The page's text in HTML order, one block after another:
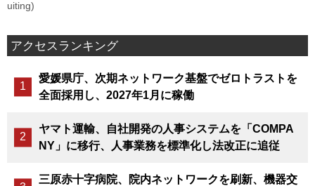
uiting)
アクセスランキング
愛媛県庁、次期ネットワーク基盤でゼロトラストを
全面採用し、2027年1月に稼働
ヤマト運輸、自社開発の人事システムを「COMPA
NY」に移行、人事業務を標準化し法改正に追従
三原赤十字病院、院内ネットワークを刷新、機器交